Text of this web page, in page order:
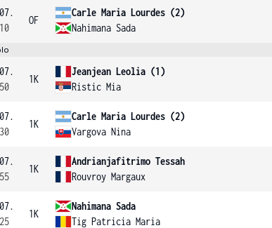
OF
Carle Maria Lourdes (2)
Nahimana Sada
1K
Jeanjean Leolia (1)
Ristic Mia
1K
Carle Maria Lourdes (2)
Vargova Nina
1K
Andrianjafitrimo Tessah
Rouvroy Margaux
1K
Nahimana Sada
Tig Patricia Maria